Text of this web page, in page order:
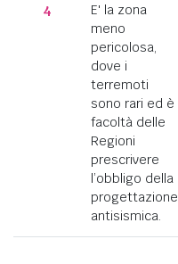
4
E' la zona
meno
pericolosa,
dove i
terremoti
sono rari ed è
facoltà delle
Regioni
prescrivere
l’obbligo della
progettazione
antisismica.